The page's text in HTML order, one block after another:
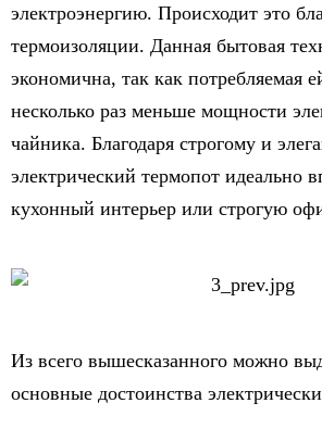
электроэнергию. Происходит это
термоизоляции. Данная бытовая
экономична, так как потребляемая
несколько раз меньше мощности
чайника. Благодаря строгому и
электрический термопот идеально
кухонный интерьер или строгую
Из всего вышесказанного можно
основные достоинства